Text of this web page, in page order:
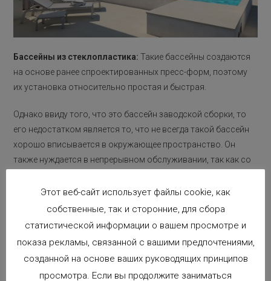
Бассейны из стеклопластика: Такие бассейны создаются
на основе ранее спроектированных пресс-форм, поэтому
их установка относительно простая и быстрая.
Однако ввиду того, что это бассейн заводской сборки, то
его недостатком является то, что не всегда такой бассейн
хорошо вписывается в окружающее пространство. Он
также нуждается в непрерывном обслуживании, так как со
ухудшается.Этот веб-сайт использует файлы cookie, как
собственные, так и сторонние, для сбора
статистической информации о вашем просмотре и
показа рекламы, связанной с вашими предпочтениями,
созданной на основе ваших руководящих принципов
просмотра. Если вы продолжите заниматься